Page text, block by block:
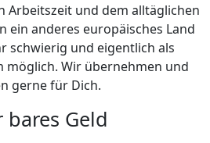
Arbeitszeit und dem alltäglichen
ein anderes europäisches Land
schwierig und eigentlich als
möglich. Wir übernehmen und
gerne für Dich.
bares Geld